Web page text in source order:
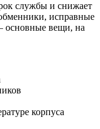
службы и снижает
исправные
основные вещи, на
корпуса